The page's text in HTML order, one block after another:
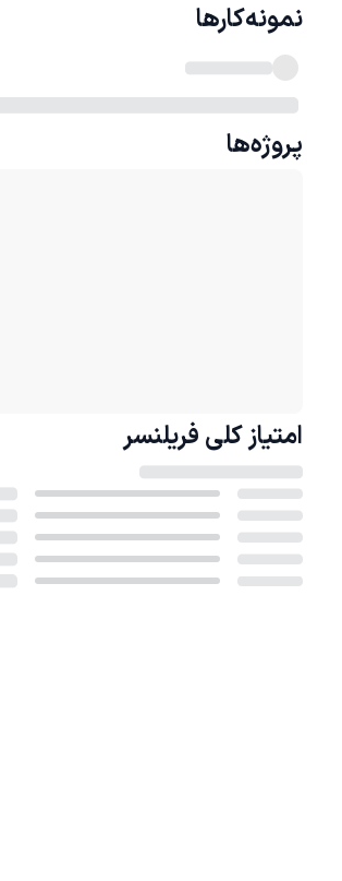
نمونه‌کارها
پروژه‌ها
امتیاز کلی فریلنسر